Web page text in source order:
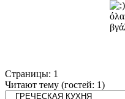
Страницы: 1
Читают тему (гостей: 1)